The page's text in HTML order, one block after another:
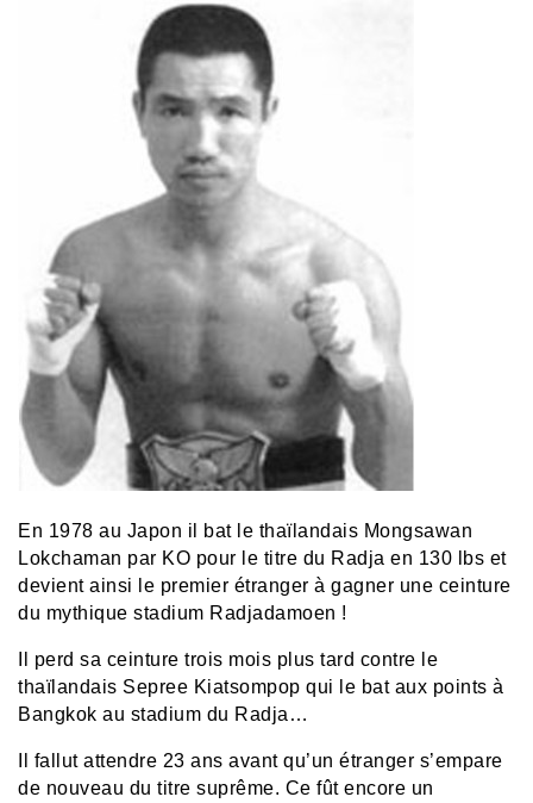
En 1978 au Japon il bat le thaïlandais Mongsawan
Lokchaman par KO pour le titre du Radja en 130 lbs et
devient ainsi le premier étranger à gagner une ceinture
du mythique stadium Radjadamoen !
Il perd sa ceinture trois mois plus tard contre le
thaïlandais Sepree Kiatsompop qui le bat aux points à
Bangkok au stadium du Radja…
Il fallut attendre 23 ans avant qu’un étranger s’empare
de nouveau du titre suprême. Ce fût encore un